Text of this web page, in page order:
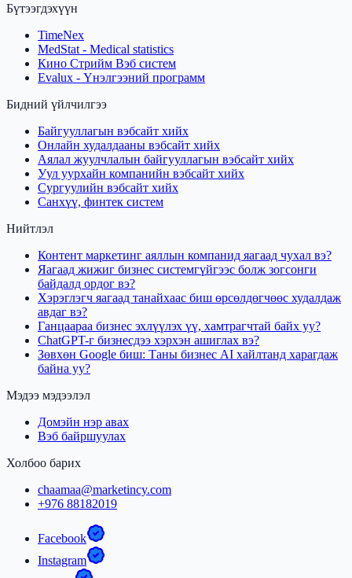
Бүтээгдэхүүн
TimeNex
MedStat - Medical statistics
Кино Стрийм Вэб систем
Evalux - Үнэлгээний программ
Бидний үйлчилгээ
Байгууллагын вэбсайт хийх
Онлайн худалдааны вэбсайт хийх
Аялал жуулчлалын байгууллагын вэбсайт хийх
Уул уурхайн компанийн вэбсайт хийх
Сургуулийн вэбсайт хийх
Санхүү, финтек систем
Нийтлэл
Контент маркетинг аяллын компанид яагаад чухал вэ?
Яагаад жижиг бизнес системгүйгээс болж зогсонги
байдалд ордог вэ?
Хэрэглэгч яагаад танайхаас биш өрсөлдөгчөөс худалдаж
авдаг вэ?
Ганцаараа бизнес эхлүүлэх үү, хамтрагчтай байх уу?
ChatGPT-г бизнесдээ хэрхэн ашиглах вэ?
Зөвхөн Google биш: Таны бизнес AI хайлтанд харагдаж
байна уу?
Мэдээ мэдээлэл
Домэйн нэр авах
Вэб байршуулах
Холбоо барих
chaamaa@marketincy.com
+976 88182019
Facebook
Instagram